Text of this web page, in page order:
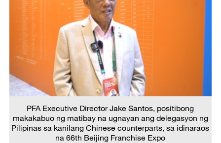
PFA Executive Director Jake Santos, positibong
makakabuo ng matibay na ugnayan ang delegasyon ng
Pilipinas sa kanilang Chinese counterparts, sa idinaraos
na 66th Beijing Franchise Expo